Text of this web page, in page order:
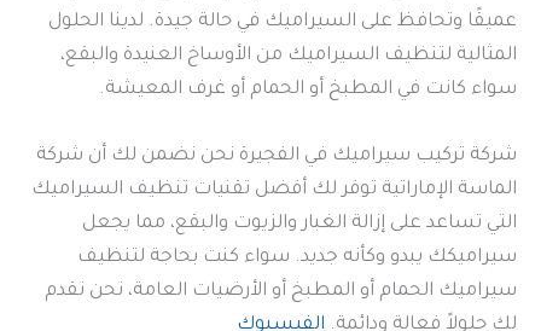
عميقًا وتحافظ على السيراميك في حالة جيدة. لدينا الحلول
المثالية لتنظيف السيراميك من الأوساخ العنيدة والبقع،
سواء كانت في المطبخ أو الحمام أو غرف المعيشة.
شركة تركيب سيراميك في الفجيرة نحن نضمن لك أن شركة
الماسة الإماراتية توفر لك أفضل تقنيات تنظيف السيراميك
التي تساعد على إزالة الغبار والزيوت والبقع، مما يجعل
سيراميكك يبدو وكأنه جديد. سواء كنت بحاجة لتنظيف
سيراميك الحمام أو المطبخ أو الأرضيات العامة، نحن نقدم
لك حلولاً فعالة ودائمة. الفيسبوك